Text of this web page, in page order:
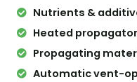
Nutrients &
Heated propagator
Propagating
Automatic vent-